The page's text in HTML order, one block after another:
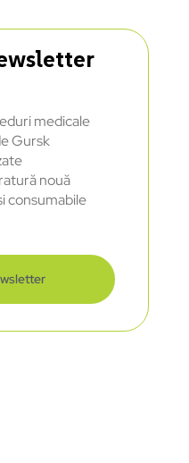
medicale
Gursk
nouă
consumabile